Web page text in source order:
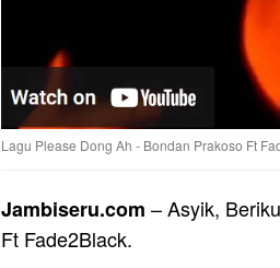
Lagu Please Dong Ah - Bondan Prakoso Ft
Jambiseru.com – Asyik,
Ft Fade2Black.